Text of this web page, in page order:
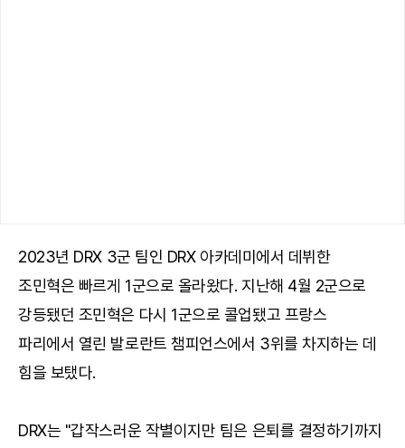
2023년 DRX 3군 팀인 DRX 아카데미에서 데뷔한
조민혁은 빠르게 1군으로 올라왔다. 지난해 4월 2군으로
강등됐던 조민혁은 다시 1군으로 콜업됐고 프랑스
파리에서 열린 발로란트 챔피언스에서 3위를 차지하는 데
힘을 보탰다.
DRX는 "갑작스러운 작별이지만 팀은 은퇴를 결정하기까지